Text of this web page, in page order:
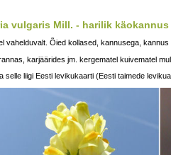
vulgaris Mill. - harilik käokannus
vahelduvalt. Õied kollased, kannusega,
karjäärides jm. kergematel kuivematel
selle liigi Eesti levikukaarti (Eesti taimede